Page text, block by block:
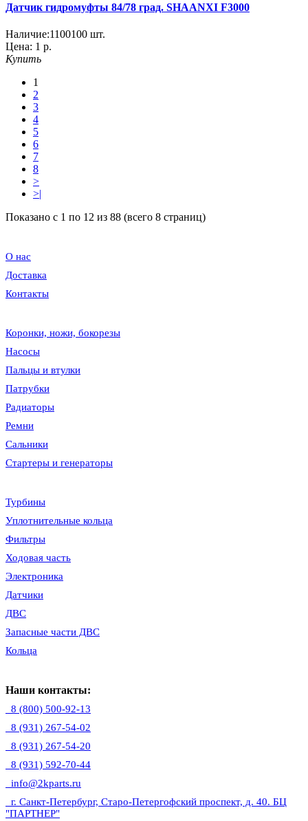
Датчик гидромуфты 84/78 град. SHAANXI F3000
Наличие:1100100 шт.
Цена: 1 р.
Купить
1
2
3
4
5
6
7
8
>
>|
Показано с 1 по 12 из 88 (всего 8 страниц)
О нас
Доставка
Контакты
Коронки, ножи, бокорезы
Насосы
Пальцы и втулки
Патрубки
Радиаторы
Ремни
Сальники
Стартеры и генераторы
Турбины
Уплотнительные кольца
Фильтры
Ходовая часть
Электроника
Датчики
ДВС
Запасные части ДВС
Кольца
Наши контакты:
8 (800) 500-92-13
8 (931) 267-54-02
8 (931) 267-54-20
8 (931) 592-70-44
info@2kparts.ru
г. Санкт-Петербург, Старо-Петергофский проспект, д. 40. БЦ
"ПАРТНЕР"